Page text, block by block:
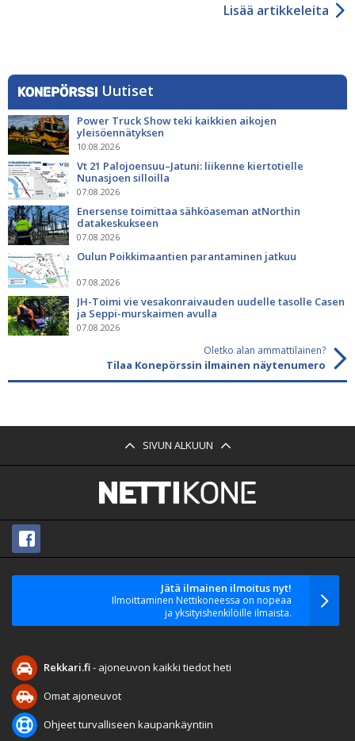
Lisää artikkeleita
Uutiset
Power Truck Show teki kaikkien aikojen
yleisöennätyksen
10.08.2026
Vt 21 Palojoensuu–Jatuni: liikenne kiertotielle
Nunasjoen silloilla
07.08.2026
Enersense toimittaa sähköaseman atNorthin
datakeskukseen
07.08.2026
Oulun Poikkimaantien parantaminen jatkuu
07.08.2026
JH-Toimi vie vesakonraivauden uudelle tasolle Casen
ja Seppi-murskaimen avulla
07.08.2026
Oletko alan ammattilainen?
Tilaa Konepörssin ilmainen näytenumero
SIVUN ALKUUN
Jätä ilmainen ilmoitus nyt!
Ilmoittaminen Nettikoneessa on nopeaa
ja yksityishenkilöille ilmaista.
Rekkari.fi- ajoneuvon kaikki tiedot heti
Omat ajoneuvot
Ohjeet turvalliseen kaupankäyntiin